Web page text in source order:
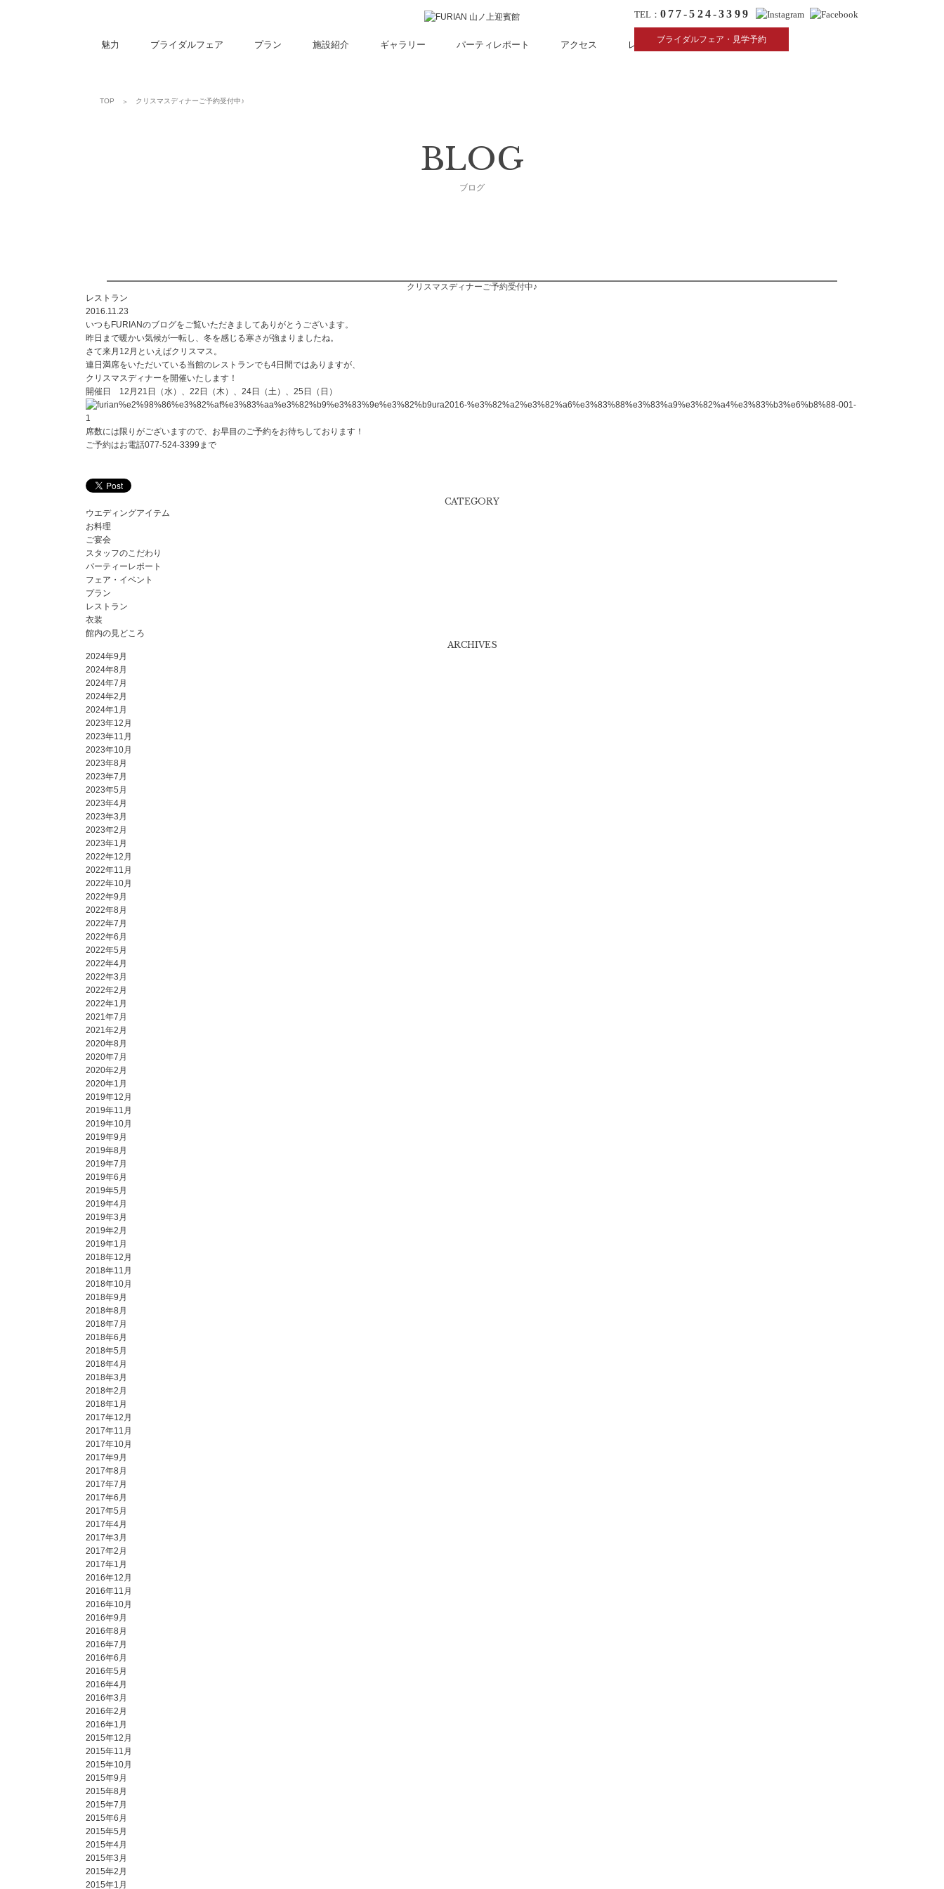
TEL： 077-524-3399
ブライダルフェア・見学予約
魅力 ブライダルフェア プラン 施設紹介 ギャラリー パーティレポート アクセス レストラン リクルート
TOP クリスマスディナーご予約受付中♪
BLOG
ブログ
クリスマスディナーご予約受付中♪
レストラン
2016.11.23
いつもFURIANのブログをご覧いただきましてありがとうございます。
昨日まで暖かい気候が一転し、冬を感じる寒さが強まりましたね。
さて来月12月といえばクリスマス。
連日満席をいただいている当館のレストランでも4日間ではありますが、
クリスマスディナーを開催いたします！
開催日 12月21日（水）、22日（木）、24日（土）、25日（日）
席数には限りがございますので、お早目のご予約をお待ちしております！
ご予約はお電話077-524-3399まで
CATEGORY
ウエディングアイテム
お料理
ご宴会
スタッフのこだわり
パーティーレポート
フェア・イベント
プラン
レストラン
衣装
館内の見どころ
ARCHIVES
2024年9月
2024年8月
2024年7月
2024年2月
2024年1月
2023年12月
2023年11月
2023年10月
2023年8月
2023年7月
2023年5月
2023年4月
2023年3月
2023年2月
2023年1月
2022年12月
2022年11月
2022年10月
2022年9月
2022年8月
2022年7月
2022年6月
2022年5月
2022年4月
2022年3月
2022年2月
2022年1月
2021年7月
2021年2月
2020年8月
2020年7月
2020年2月
2020年1月
2019年12月
2019年11月
2019年10月
2019年9月
2019年8月
2019年7月
2019年6月
2019年5月
2019年4月
2019年3月
2019年2月
2019年1月
2018年12月
2018年11月
2018年10月
2018年9月
2018年8月
2018年7月
2018年6月
2018年5月
2018年4月
2018年3月
2018年2月
2018年1月
2017年12月
2017年11月
2017年10月
2017年9月
2017年8月
2017年7月
2017年6月
2017年5月
2017年4月
2017年3月
2017年2月
2017年1月
2016年12月
2016年11月
2016年10月
2016年9月
2016年8月
2016年7月
2016年6月
2016年5月
2016年4月
2016年3月
2016年2月
2016年1月
2015年12月
2015年11月
2015年10月
2015年9月
2015年8月
2015年7月
2015年6月
2015年5月
2015年4月
2015年3月
2015年2月
2015年1月